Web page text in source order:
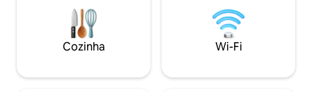
de semana romântico na floresta ou
uma base para quem está aqui para
aproveitar tudo o que Mt. Hood tem a
oferecer. Caminhadas, pesca e esqui
interior, tetos
de madeira e
trazem o exterior
enchendo o
elegante
Cozinha Wi-Fi